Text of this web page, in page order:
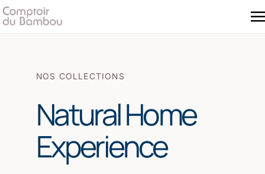
NOS COLLECTIONS
Natural Home
Experience